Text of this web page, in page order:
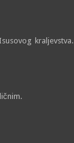
kraljevstva.